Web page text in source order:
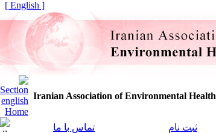
[ English ]
Iranian Association of Environmental Health
ثبت نام تماس با ما